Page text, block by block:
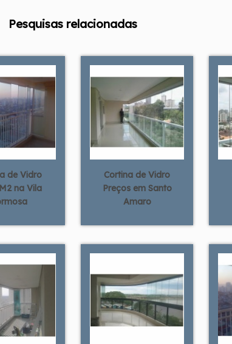
Pesquisas relacionadas
de Vidro
na Vila
Cortina de Vidro
Preços em Santo
Amaro